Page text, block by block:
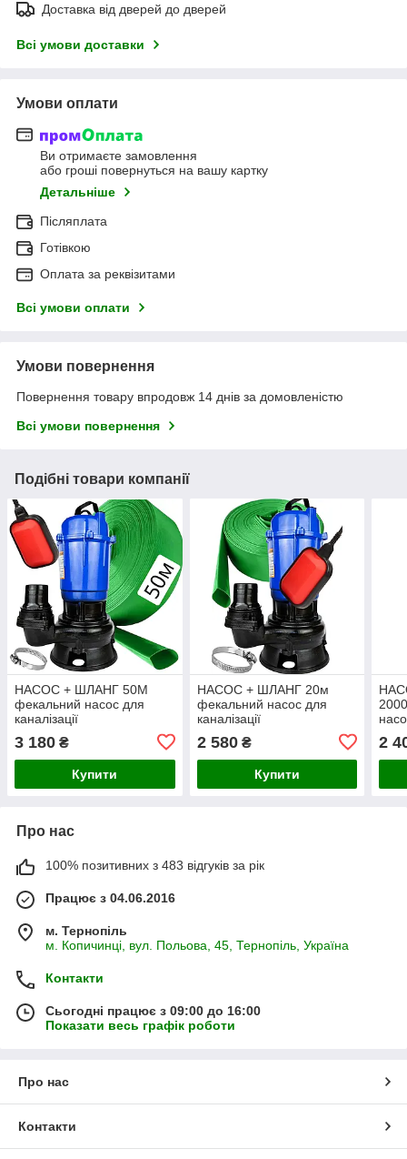
Доставка від дверей до дверей
Всі умови доставки
Умови оплати
Ви отримаєте замовлення
або гроші повернуться на вашу картку
Детальніше
Післяплата
Готівкою
Оплата за реквізитами
Всі умови оплати
Умови повернення
Повернення товару впродовж 14 днів за домовленістю
Всі умови повернення
Подібні товари компанії
НАСОС + ШЛАНГ 50М
фекальний насос для
каналізації
3 180 ₴
Купити
НАСОС + ШЛАНГ 20м
фекальний насос для
каналізації
2 580₴
Купити
2
Про нас
100% позитивних з 483 відгуків за рік
Працює з 04.06.2016
м. Тернопіль
м. Копичинці, вул. Польова, 45, Тернопіль, Україна
Контакти
Сьогодні працює з 09:00 до 16:00
Показати весь графік роботи
Про нас
Контакти